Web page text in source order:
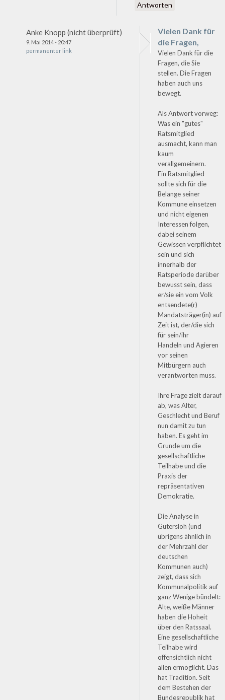
Antworten
Anke Knopp (nicht überprüft)
9. Mai 2014 - 20:47
permanenter link
Vielen Dank für
die Fragen,
Vielen Dank für die
Fragen, die Sie
stellen. Die Fragen
haben auch uns
bewegt.
Als Antwort vorweg:
Was ein "gutes"
Ratsmitglied
ausmacht, kann man
kaum
verallgemeinern.
Ein Ratsmitglied
sollte sich für die
Belange seiner
Kommune einsetzen
und nicht eigenen
Interessen folgen,
dabei seinem
Gewissen verpflichtet
sein und sich
innerhalb der
Ratsperiode darüber
bewusst sein, dass
er/sie ein vom Volk
entsendete(r)
Mandatsträger(in) auf
Zeit ist, der/die sich
für sein/ihr
Handeln und Agieren
vor seinen
Mitbürgern auch
verantworten muss.
Ihre Frage zielt darauf
ab, was Alter,
Geschlecht und Beruf
nun damit zu tun
haben. Es geht im
Grunde um die
gesellschaftliche
Teilhabe und die
Praxis der
repräsentativen
Demokratie.
Die Analyse in
Gütersloh (und
übrigens ähnlich in
der Mehrzahl der
deutschen
Kommunen auch)
zeigt, dass sich
Kommunalpolitik auf
ganz Wenige bündelt:
Alte, weiße Männer
haben die Hoheit
über den Ratssaal.
Eine gesellschaftliche
Teilhabe wird
offensichtlich nicht
allen ermöglicht. Das
hat Tradition. Seit
dem Bestehen der
Bundesrepublik hat